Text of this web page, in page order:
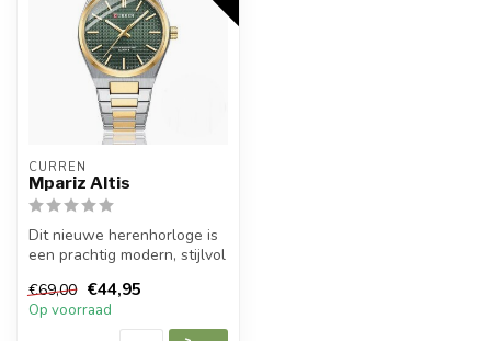
CURREN
Mpariz Altis
Dit nieuwe herenhorloge is
een prachtig modern, stijlvol
€69,00 €44,95
Op voorraad